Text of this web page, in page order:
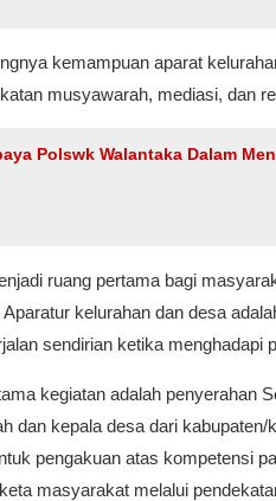
kemampuan aparat
musyawarah, mediasi, dan
Polswk Walantaka Dalam
ruang pertama bagi
kelurahan dan desa
sendirian ketika menghadapi
kegiatan adalah penyerahan
dan kepala desa dari
pengakuan atas kompetensi
masyarakat melalui